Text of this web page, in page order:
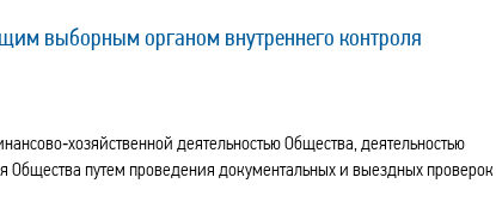
выборным органом внутреннего контроля
деятельностью Общества, деятельностью
Общества путем проведения документальных и выездных проверок